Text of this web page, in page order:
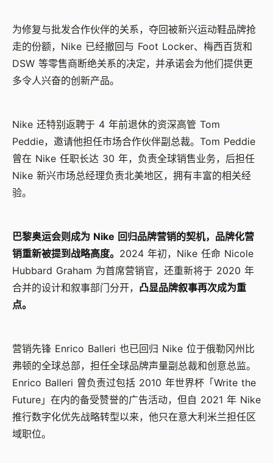
为修复与批发合作伙伴的关系，夺回被新兴运动鞋品牌抢
走的份额，Nike 已经撤回与 Foot Locker、梅西百货和
DSW 等零售商断绝关系的决定，并承诺会为他们提供更
多令人兴奋的创新产品。
Nike 还特别返聘于 4 年前退休的资深高管 Tom
Peddie，邀请他担任市场合作伙伴副总裁。Tom Peddie
曾在 Nike 任职长达 30 年，负责全球销售业务，后担任
Nike 新兴市场总经理负责北美地区，拥有丰富的相关经
验。
巴黎奥运会则成为 Nike 回归品牌营销的契机，品牌化营
销重新被提到战略高度。 2024 年初，Nike 任命 Nicole
Hubbard Graham 为首席营销官，还重新将于 2020 年
合并的设计和叙事部门分开， 凸显品牌叙事再次成为重
点。
营销先锋 Enrico Balleri 也已回归 Nike 位于俄勒冈州比
弗顿的全球总部，担任全球品牌声量副总裁和创意总监。
Enrico Balleri 曾负责过包括 2010 年世界杯「Write the
Future」在内的备受赞誉的广告活动，但自 2021 年 Nike
推行数字化优先战略转型以来，他只在意大利米兰担任区
域职位。